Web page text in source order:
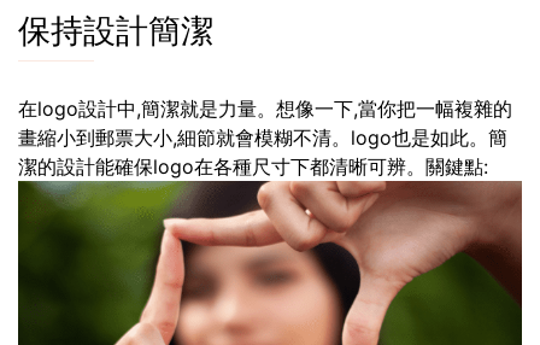
保持設計簡潔
在logo設計中,簡潔就是力量。想像一下,當你把一幅複雜的
畫縮小到郵票大小,細節就會模糊不清。logo也是如此。簡
潔的設計能確保logo在各種尺寸下都清晰可辨。關鍵點: